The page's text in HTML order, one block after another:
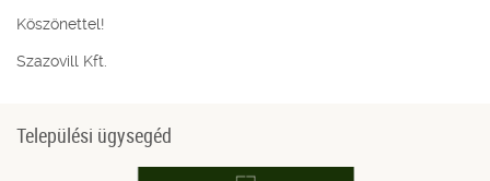
Köszönettel!
Szazovill Kft.
Települési ügysegéd